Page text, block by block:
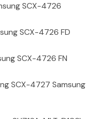
SCX-4726
SCX-4726 FD
SCX-4726 FN
SCX-4727 Samsung